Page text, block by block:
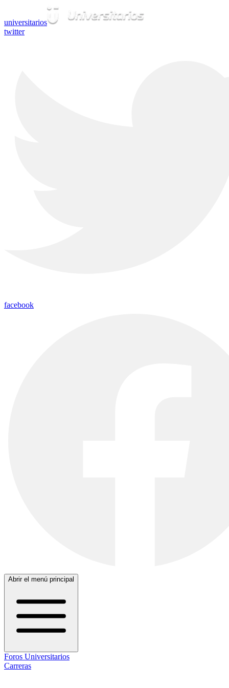
universitarios
twitter
facebook
Abrir el menú principal
Foros Universitarios
Carreras